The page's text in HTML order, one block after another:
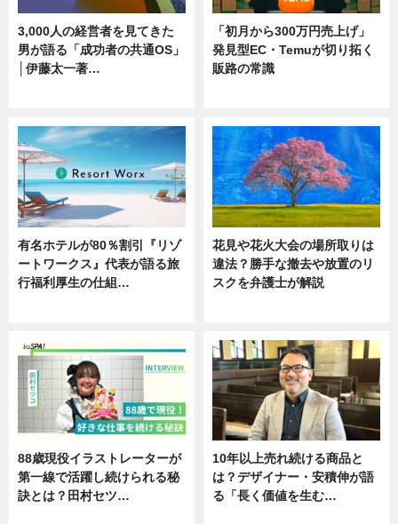
3,000人の経営者を見てきた
男が語る「成功者の共通OS」
│伊藤太一著…
「初月から300万円売上げ」
発見型EC・Temuが切り拓く
販路の常識
有名ホテルが80％割引『リゾ
ートワークス』代表が語る旅
行福利厚生の仕組…
花見や花火大会の場所取りは
違法？勝手な撤去や放置のリ
スクを弁護士が解説
88歳現役イラストレーターが
第一線で活躍し続けられる秘
訣とは？田村セツ…
10年以上売れ続ける商品と
は？デザイナー・安積伸が語
る「長く価値を生む…